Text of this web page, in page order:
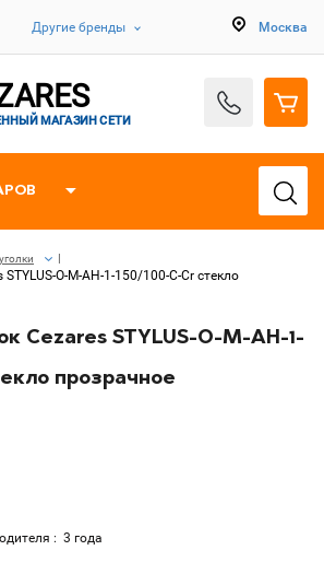
Другие бренды Москва
МАГАЗИН СЕТИ
O-M-AH-1-150/100-C-Cr стекло
Cezares STYLUS-O-M-AH-1-
прозрачное
: 3 года